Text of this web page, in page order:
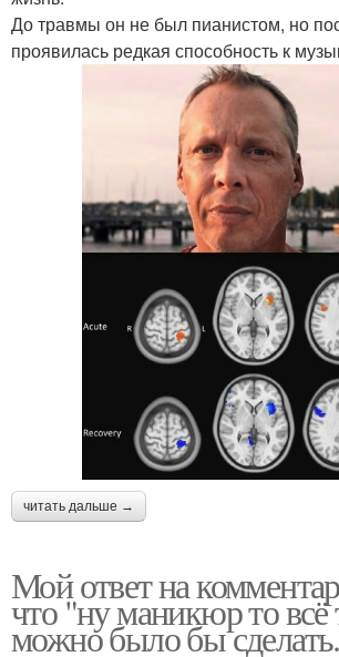
До травмы он не был пианистом, но
проявилась редкая способность к
читать дальше →
Мой ответ на
что "ну маникюр то всё
можно было бы сделать.